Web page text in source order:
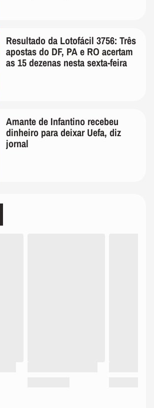
Resultado da Lotofácil 3756: Três
apostas do DF, PA e RO acertam
as 15 dezenas nesta sexta-feira
Amante de Infantino recebeu
dinheiro para deixar Uefa, diz
jornal